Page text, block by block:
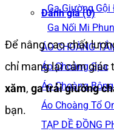
Ga Giường Gội
Ga Nối Mi
ÁO CHOÀNG
Áo Choàng Spa
Áo Choàng
Áo Choàng Tổ
TẠP DỀ ĐỒNG
Đánh giá (0)
Để nâng cao chất
chỉ mang lại cảm giác
xăm, ga trải giường
bạn.